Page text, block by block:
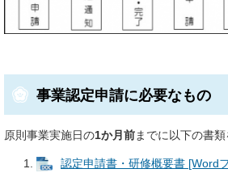
事業認定申請に必要なもの
原則事業実施日の1か月前までに以下の書類
認定申請書・研修概要書 [Word